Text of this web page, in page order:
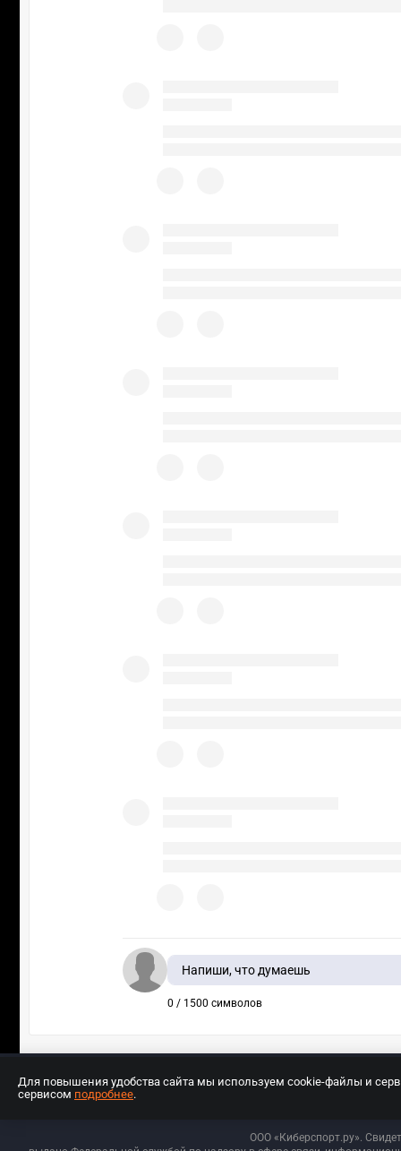
Напиши, что думаешь
0 / 1500 символов
ООО «Киберспорт.ру».
Для повышения удобства сайта мы используем cookie-файлы и
сервисом подробнее.